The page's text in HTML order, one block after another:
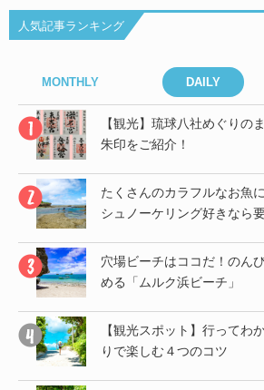
人気記事ランキング
MONTHLY DAILY
【観光】琉球八社めぐりの
朱印をご紹介！
たくさんのカラフルなお魚
シュノーケリング好きなら
穴場ビーチはココだ！のん
める「ムルク浜ビーチ」
【観光スポット】行ってわ
りで楽しむ４つのコツ